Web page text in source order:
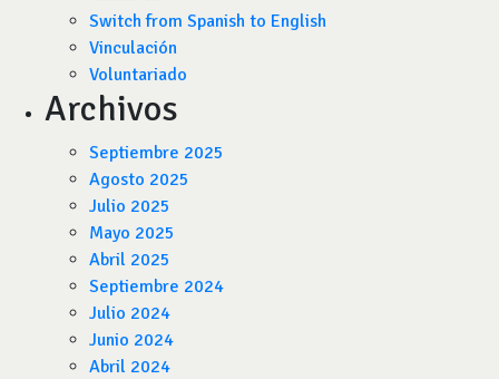
Switch from Spanish to English
Vinculación
Voluntariado
Archivos
Septiembre 2025
Agosto 2025
Julio 2025
Mayo 2025
Abril 2025
Septiembre 2024
Julio 2024
Junio 2024
Abril 2024